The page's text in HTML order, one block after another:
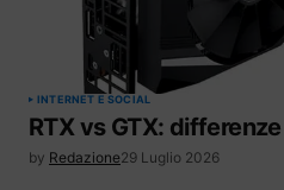
INTERNET E SOCIAL
RTX vs GTX:
by Redazione29 Luglio 2026